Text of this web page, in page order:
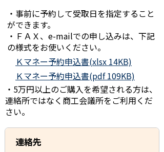
・事前に予約して受取日を指定すること
ができます。
・ＦＡＸ、e-mailでの申し込みは、下記
の様式をお使いください。
Ｋマネー予約申込書(xlsx 14KB)
Ｋマネー予約申込書(pdf 109KB)
・5万円以上のご購入を希望される方は、
連絡所ではなく商工会議所をご利用くだ
さい。
連絡先